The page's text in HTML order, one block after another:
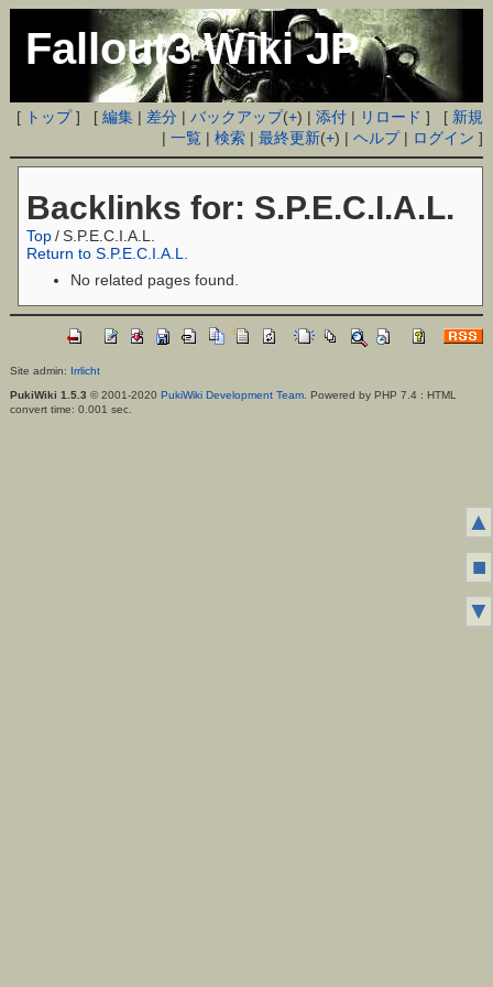
Fallout3 Wiki JP
[ トップ] [編集 | 差分 |バックアップ(+) |添付 | リロード ] [ 新規
|一覧 |検索 |最終更新(+) |ヘルプ| ログイン ]
Backlinks for: S.P.E.C.I.A.L.
Top /S.P.E.C.I.A.L.
Return to S.P.E.C.I.A.L.
No related pages found.
Site admin: Irrlicht
PukiWiki 1.5.3 © 2001-2020 PukiWiki Development Team. Powered by PHP 7.4 : HTML
convert time: 0.001 sec.
▲
■
▼